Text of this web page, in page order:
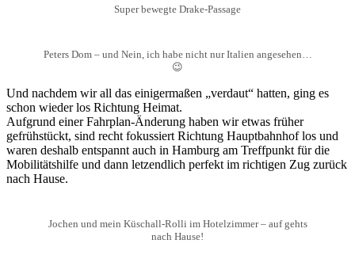
Super bewegte Drake-Passage
Peters Dom – und Nein, ich habe nicht nur Italien angesehen…
😉
Und nachdem wir all das einigermaßen „verdaut“ hatten, ging es
schon wieder los Richtung Heimat.
Aufgrund einer Fahrplan-Änderung haben wir etwas früher
gefrühstückt, sind recht fokussiert Richtung Hauptbahnhof los und
waren deshalb entspannt auch in Hamburg am Treffpunkt für die
Mobilitätshilfe und dann letzendlich perfekt im richtigen Zug zurück
nach Hause.
Jochen und mein Küschall-Rolli im Hotelzimmer – auf gehts
nach Hause!